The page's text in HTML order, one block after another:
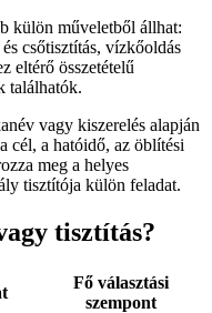
külön műveletből állhat:
csőtisztítás, vízkőoldás
eltérő összetételű
találhatók.
vagy kiszerelés alapján
cél, a hatóidő, az öblítési
meg a helyes
tisztítója külön feladat.
tisztítás?
Fő választási
szempont